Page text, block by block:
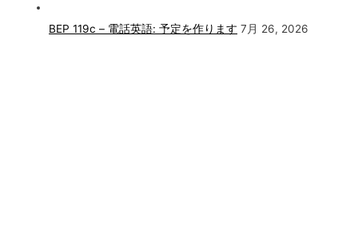
BEP 119c – 電話英語: 予定を作ります 7月 26, 2026